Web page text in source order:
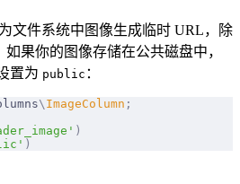
文件系统中图像生成临时 URL，除
如果你的图像存储在公共磁盘中，
置为 public ：
\ ImageColumn ;
)
)